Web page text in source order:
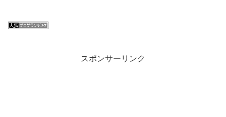
スポンサーリンク